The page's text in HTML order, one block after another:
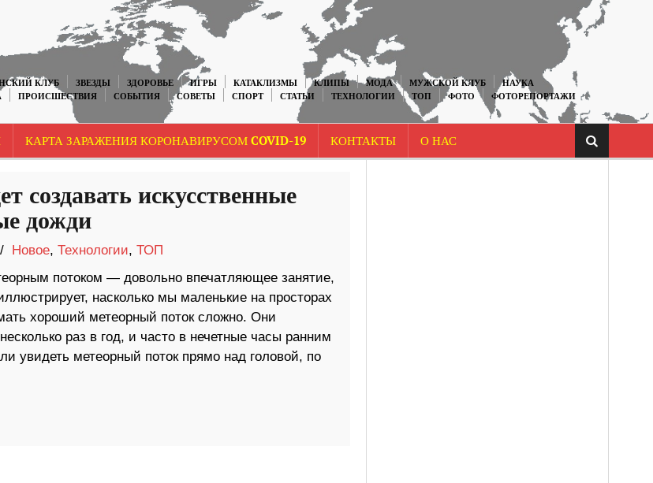
КЛУБ ЗВЕЗДЫ ЗДОРОВЬЕ ИГРЫ КАТАКЛИЗМЫ КЛИПЫ МОДА МУЖСКОЙ КЛУБ
НАУКА
ПРОИСШЕСТВИЯ СОБЫТИЯ СОВЕТЫ СПОРТ СТАТЬИ ТЕХНОЛОГИИ ТОП ФОТО
ФОТОРЕПОРТАЖИ
КАРТА ЗАРАЖЕНИЯ КОРОНАВИРУСОМ COVID-19 КОНТАКТЫ О НАС
создавать искусственные
дожди
Новое, Технологии, ТОП
потоком — довольно впечатляющее занятие,
насколько мы маленькие на просторах
хороший метеорный поток сложно. Они
раз в год, и часто в нечетные часы ранним
увидеть метеорный поток прямо над головой, по